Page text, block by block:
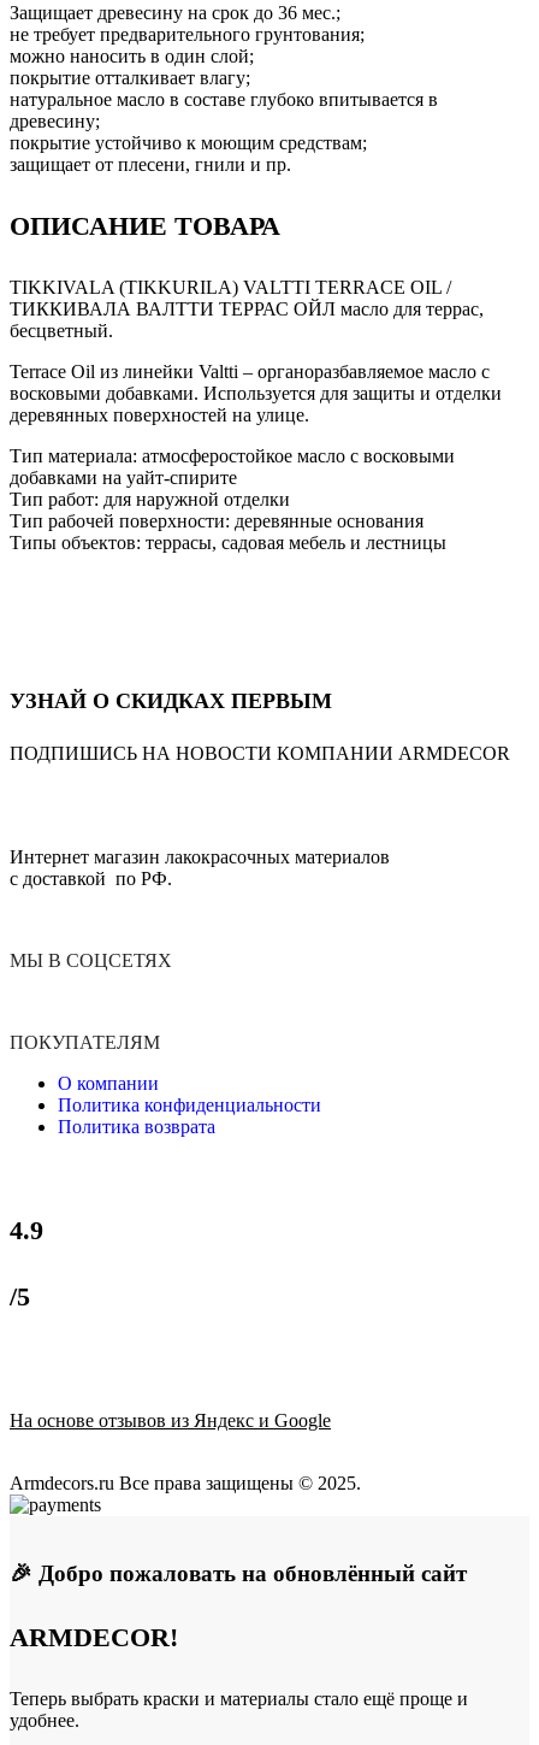
Защищает древесину на срок до 36 мес.;
не требует предварительного грунтования;
можно наносить в один слой;
покрытие отталкивает влагу;
натуральное масло в составе глубоко впитывается в
древесину;
покрытие устойчиво к моющим средствам;
защищает от плесени, гнили и пр.
ОПИСАНИЕ ТОВАРА
TIKKIVALA (TIKKURILA) VALTTI TERRACE OIL /
ТИККИВАЛА ВАЛТТИ ТЕРРАС ОЙЛ масло для террас,
бесцветный.
Terrace Oil из линейки Valtti – органоразбавляемое масло с
восковыми добавками. Используется для защиты и отделки
деревянных поверхностей на улице.
Тип материала: атмосферостойкое масло с восковыми
добавками на уайт-спирите
Тип работ: для наружной отделки
Тип рабочей поверхности: деревянные основания
Типы объектов: террасы, садовая мебель и лестницы
УЗНАЙ О СКИДКАХ ПЕРВЫМ
ПОДПИШИСЬ НА НОВОСТИ КОМПАНИИ ARMDECOR
Интернет магазин лакокрасочных материалов
с доставкой по РФ.
МЫ В СОЦСЕТЯХ
ПОКУПАТЕЛЯМ
О компании
Политика конфиденциальности
Политика возврата
4.9
/5
На основе отзывов из Яндекс и Google
Armdecors.ru Все права защищены © 2025. ​
🎉 Добро пожаловать на обновлённый сайт
ARMDECOR!
Теперь выбрать краски и материалы стало ещё проще и
удобнее.